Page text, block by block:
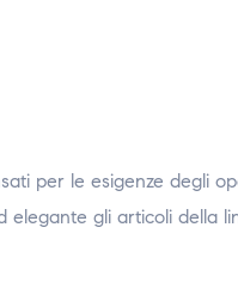
per le esigenze degli
elegante gli articoli della